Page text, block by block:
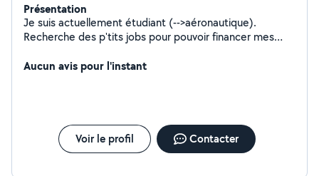
Présentation
Je suis actuellement étudiant (-->aéronautique).
Recherche des p'tits jobs pour pouvoir financer mes
Aucun avis pour l'instant
Voir le profil Contacter